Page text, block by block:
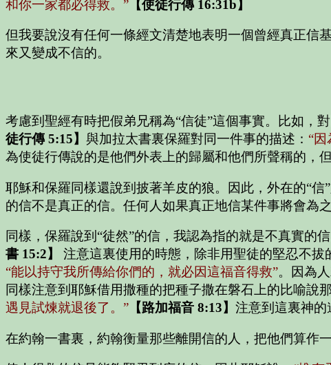
和你一家都必得救。” 【使徒行傳 16:31b】
但我要說沒有任何一條經文清楚地表明一個曾經真正信
來又變成不信的。
考慮到聖經有時把假弟兄稱為“信徒”這個事實。比如，
徒行傳 5:15】 與加拉太書裏保羅對同一件事的描述： “
為使徒行傳說的是他們外表上的歸屬和他們所聲稱的，
耶穌和保羅同樣還說到披著羊皮的狼。因此，外在的“
的信不是真正的信。任何人如果真正地信某件事將會為之
同樣，保羅說到“徒然”的信，我認為指的就是不真實的
書 15:2】
注意這裏使用的時態，除非用聖徒的堅忍不拔
“能以持守我所傳給你們的，就必因這福音得救”。因為
同樣注意到耶穌借用撒種的把種子撒在磐石上的比喻說
遇見試煉就退後了。” 【路加福音 8:13】 注意到這裏神的
在約翰一書裏，約翰衡量那些離開信的人，把他們算作